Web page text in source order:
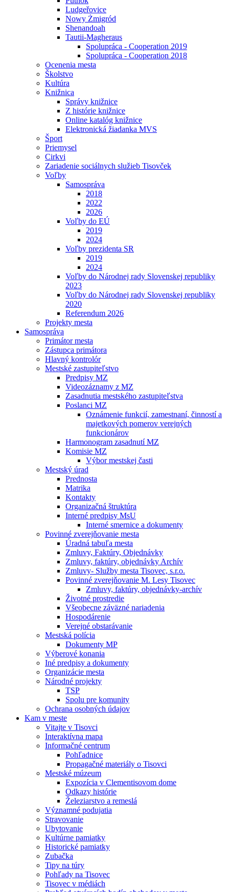
Ludgeřovice
Nowy Żmigród
Shenandoah
Tautii-Magheraus
Spolupráca - Cooperation 2019
Spolupráca - Cooperation 2018
Ocenenia mesta
Školstvo
Kultúra
Knižnica
Správy knižnice
Z histórie knižnice
Online katalóg knižnice
Elektronická žiadanka MVS
Šport
Priemysel
Cirkvi
Zariadenie sociálnych služieb Tisovček
Voľby
Samospráva
2018
2022
2026
Voľby do EÚ
2019
2024
Voľby prezidenta SR
2019
2024
Voľby do Národnej rady Slovenskej republiky
2023
Voľby do Národnej rady Slovenskej republiky
2020
Referendum 2026
Projekty mesta
Samospráva
Primátor mesta
Zástupca primátora
Hlavný kontrolór
Mestské zastupiteľstvo
Predpisy MZ
Videozáznamy z MZ
Zasadnutia mestského zastupiteľstva
Poslanci MZ
Oznámenie funkcií, zamestnaní, činností a
majetkových pomerov verejných
funkcionárov
Harmonogram zasadnutí MZ
Komisie MZ
Výbor mestskej časti
Mestský úrad
Prednosta
Matrika
Kontakty
Organizačná štruktúra
Interné predpisy MsU
Interné smernice a dokumenty
Povinné zverejňovanie mesta
Úradná tabuľa mesta
Zmluvy, Faktúry, Objednávky
Zmluvy, faktúry, objednávky Archív
Zmluvy- Služby mesta Tisovec, s.r.o.
Povinné zverejňovanie M. Lesy Tisovec
Zmluvy, faktúry, objednávky-archív
Životné prostredie
Všeobecne záväzné nariadenia
Hospodárenie
Verejné obstarávanie
Mestská polícia
Dokumenty MP
Výberové konania
Iné predpisy a dokumenty
Organizácie mesta
Národné projekty
TSP
Spolu pre komunity
Ochrana osobných údajov
Kam v meste
Vitajte v Tisovci
Interaktívna mapa
Informačné centrum
Pohľadnice
Propagačné materiály o Tisovci
Mestské múzeum
Expozícia v Clementisovom dome
Odkazy histórie
Železiarstvo a remeslá
Významné podujatia
Stravovanie
Ubytovanie
Kultúrne pamiatky
Historické pamiatky
Zubačka
Tipy na túry
Pohľady na Tisovec
Tisovec v médiách